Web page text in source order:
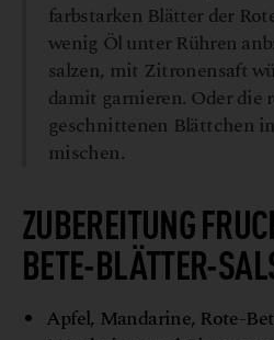
farbstarken Blätter der
wenig Öl unter Rühren
salzen, mit Zitronensaft
damit garnieren. Oder die
geschnittenen Blättchen
mischen.
ZUBEREITUNG
BETE-BLÄTTER-
Apfel, Mandarine, Rote-